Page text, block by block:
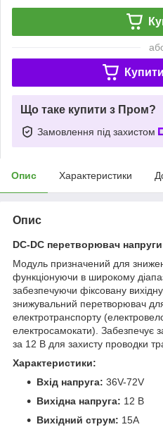
Що таке купити з Пром?
Замовлення під захистом
Опис Характеристики
Опис
DC-DC перетворювач
Модуль призначений для
функціонуючи в широкому
забезпечуючи фіксовану
знижувальний перетворювач
електротранспорту
електросамокати). Забезпечує
за 12 В для захисту проводки
Характеристики:
Вхід напруга: 36V-72V
Вихідна напруга: 12 В
Вихідний струм: 15A